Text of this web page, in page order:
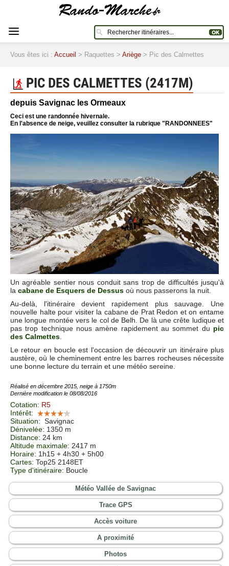
Vous êtes ici : Accueil > Raquettes > Ariège > Pic des Calmettes
PIC DES CALMETTES (2417M)
depuis Savignac les Ormeaux
Ceci est une randonnée hivernale.
En l'absence de neige, veuillez consulter la rubrique "RANDONNEES"
Un agréable sentier nous conduit sans trop de difficultés jusqu'à
la cabane de Esquers de Dessus où nous passerons la nuit.
Au-delà, l'itinéraire devient rapidement plus sauvage. Une
nouvelle halte pour visiter la cabane de Prat Redon et on entame
une longue montée vers le col de Belh. De là une crête ludique et
pas trop technique nous amène rapidement au sommet du pic
des Calmettes
Le retour en boucle est l'occasion de découvrir un itinéraire plus
austère, où le cheminement entre les barres rocheuses nécessite
une bonne lecture du terrain et une météo sereine.
Réalisé en décembre 2015, neige à 1750m
Dernière modification le 08/08/2016
Cotation: R5
Intérêt:
Situation: Savignac
Dénivelée: 1350 m
Distance: 24 km
Altitude maximale: 2417 m
Horaire: 1h15 + 4h30 + 5h00
Cartes: Top25 2148ET
Type d'itinéraire: Boucle
Météo Vallée de Savignac
Trace GPS
Accès voiture
A proximité
Photos